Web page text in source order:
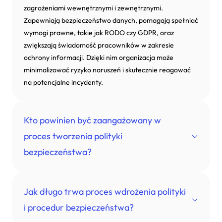
zagrożeniami wewnętrznymi i zewnętrznymi.
Zapewniają bezpieczeństwo danych, pomagają spełniać
wymogi prawne, takie jak RODO czy GDPR, oraz
zwiększają świadomość pracowników w zakresie
ochrony informacji. Dzięki nim organizacja może
minimalizować ryzyko naruszeń i skutecznie reagować
na potencjalne incydenty.
Kto powinien być zaangażowany w
proces tworzenia polityki
bezpieczeństwa?
W tworzenie polityki bezpieczeństwa powinny być
zaangażowane kluczowe osoby i działy, takie jak
specjaliści ds. IT, zespół zarządzania ryzykiem, dział HR
Jak długo trwa proces wdrożenia polityki
i procedur bezpieczeństwa?